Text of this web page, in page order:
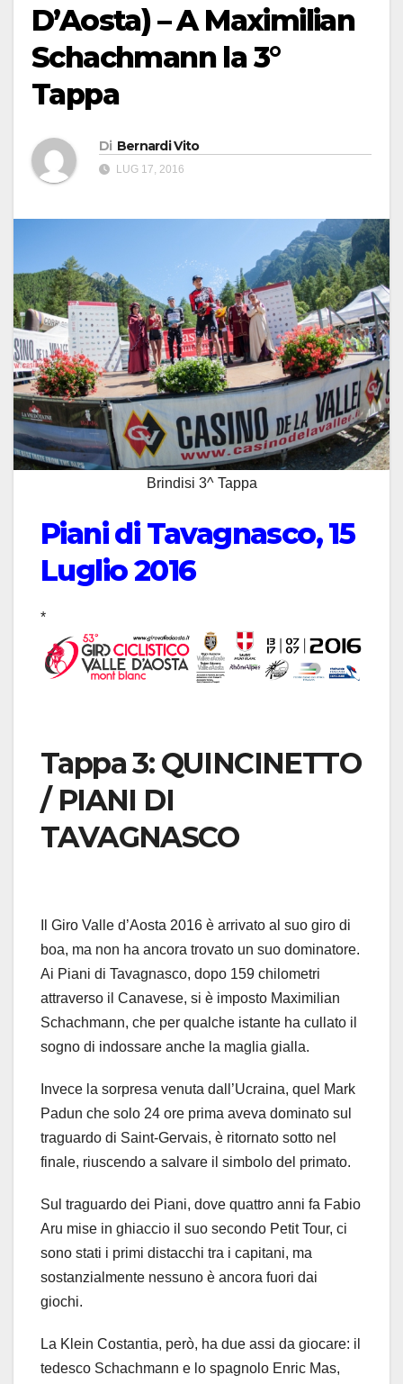
D’Aosta) – A Maximilian
Schachmann la 3°
Tappa
Di Bernardi Vito
LUG 17, 2016
Brindisi 3^ Tappa
Piani di Tavagnasco, 15
Luglio 2016
*
Tappa 3: QUINCINETTO
/ PIANI DI
TAVAGNASCO
Il Giro Valle d’Aosta 2016 è arrivato al suo giro di
boa, ma non ha ancora trovato un suo dominatore.
Ai Piani di Tavagnasco, dopo 159 chilometri
attraverso il Canavese, si è imposto Maximilian
Schachmann, che per qualche istante ha cullato il
sogno di indossare anche la maglia gialla.
Invece la sorpresa venuta dall’Ucraina, quel Mark
Padun che solo 24 ore prima aveva dominato sul
traguardo di Saint-Gervais, è ritornato sotto nel
finale, riuscendo a salvare il simbolo del primato.
Sul traguardo dei Piani, dove quattro anni fa Fabio
Aru mise in ghiaccio il suo secondo Petit Tour, ci
sono stati i primi distacchi tra i capitani, ma
sostanzialmente nessuno è ancora fuori dai
giochi.
La Klein Costantia, però, ha due assi da giocare: il
tedesco Schachmann e lo spagnolo Enric Mas,